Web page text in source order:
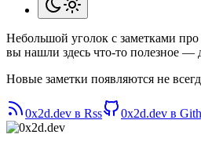
Небольшой уголок с заметками
вы нашли здесь что-то полезное —
Новые заметки появляются не
0x2d.dev в Rss 0x2d.dev в